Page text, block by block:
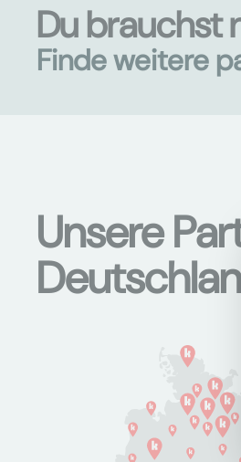
Du brauchst
Finde weitere
Unsere